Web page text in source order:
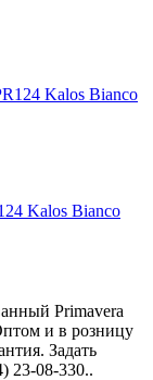
Kalos Bianco
Primavera
и в розницу
Задать
23-08-330..